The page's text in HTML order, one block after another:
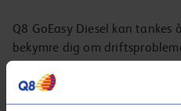
Q8 GoEasy Diesel kan tankes
bekymre dig om